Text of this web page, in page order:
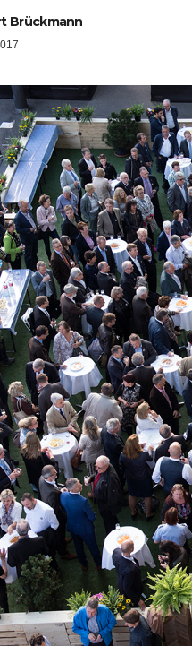
Brückmann